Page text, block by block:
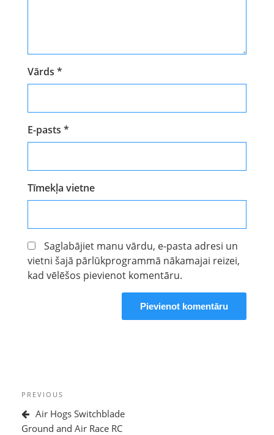
Vārds *
E-pasts *
Tīmekļa vietne
Saglabājiet manu vārdu, e-pasta adresi un
vietni šajā pārlūkprogrammā nākamajai reizei,
kad vēlēšos pievienot komentāru.
Ziņu
izvēlne
Previous
Post
PREVIOUS
Air Hogs Switchblade
Ground and Air Race RC